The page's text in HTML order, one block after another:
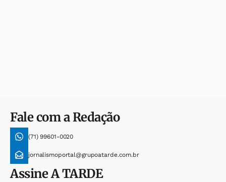
Fale com a Redação
(71) 99601-0020
jornalismoportal@grupoatarde.com.br
AssineA TARDE